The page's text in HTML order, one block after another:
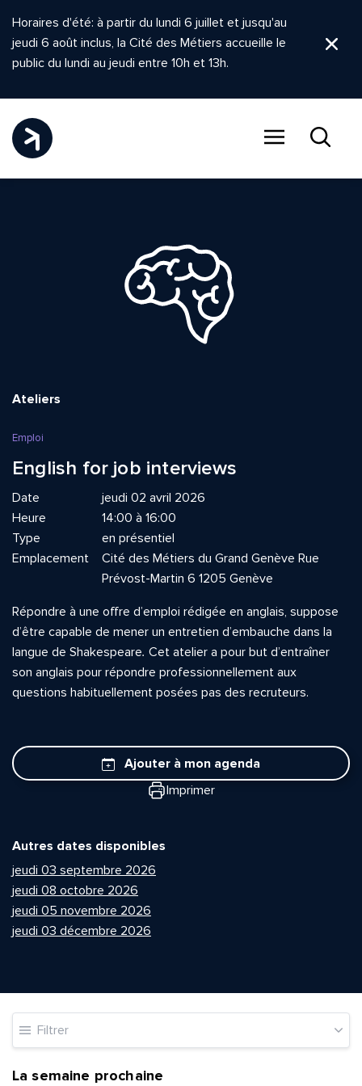
Horaires d'été: à partir du lundi 6 juillet et jusqu'au
jeudi 6 août inclus, la Cité des Métiers accueille le
public du lundi au jeudi entre 10h et 13h.
Ateliers
Emploi
English for job interviews
Date
jeudi 02 avril 2026
Heure
14:00 à 16:00
Type
en présentiel
Emplacement
Cité des Métiers du Grand Genève Rue
Prévost-Martin 6 1205 Genève
Répondre à une offre d’emploi rédigée en anglais, suppose
d’être capable de mener un entretien d’embauche dans la
langue de Shakespeare. Cet atelier a pour but d’entraîner
son anglais pour répondre professionnellement aux
questions habituellement posées pas des recruteurs.
Ajouter à mon agenda
Imprimer
Autres dates disponibles
jeudi 03 septembre 2026
jeudi 08 octobre 2026
jeudi 05 novembre 2026
jeudi 03 décembre 2026
Filtrer
La semaine prochaine